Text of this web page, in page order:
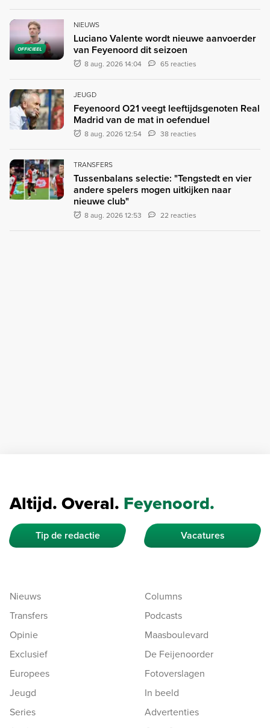
OFFICIEEL
NIEUWS
Luciano Valente wordt nieuwe aanvoerder
van Feyenoord dit seizoen
8 aug. 2026 14:04 65 reacties
JEUGD
Feyenoord O21 veegt leeftijdsgenoten Real
Madrid van de mat in oefenduel
8 aug. 2026 12:54 38 reacties
TRANSFERS
Tussenbalans selectie: "Tengstedt en vier
andere spelers mogen uitkijken naar
nieuwe club"
8 aug. 2026 12:53 22 reacties
Altijd. Overal. Feyenoord.
Tip de redactie Vacatures
Nieuws
Transfers
Opinie
Exclusief
Europees
Jeugd
Series
Columns
Podcasts
Maasboulevard
De Feijenoorder
Fotoverslagen
In beeld
Advertenties